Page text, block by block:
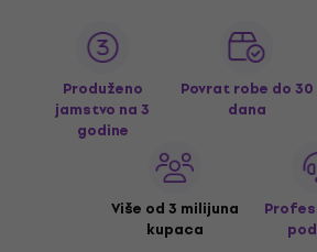
Produženo
jamstvo na 3
godine
Povrat robe do 30
dana
Više od 3 milijuna
kupaca